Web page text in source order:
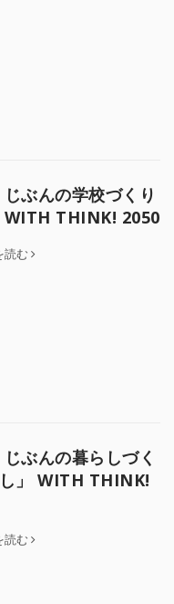
じぶんの学校づくり
WITH THINK! 2050
読む
じぶんの暮らしづく
」 WITH THINK!
読む